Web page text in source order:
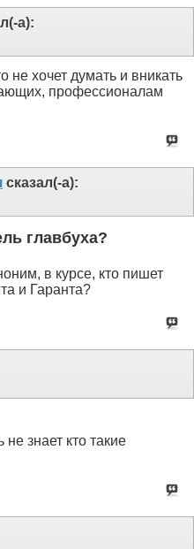
а):
не хочет думать и вникать
профессионалам
сказал(-а):
главбуха?
в курсе, кто пишет
и Гаранта?
не знает кто такие